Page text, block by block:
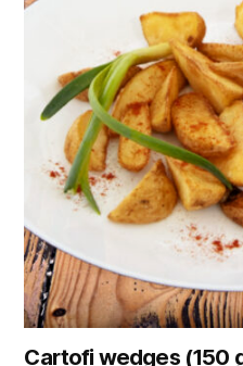
Cartofi wedges (150